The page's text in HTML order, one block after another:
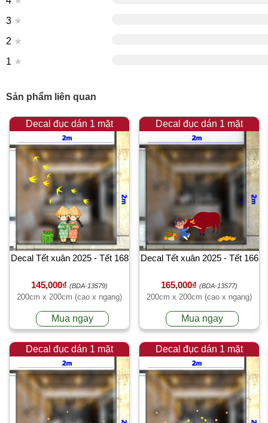
3 ★
2 ★
1 ★
Sản phẩm liên quan
Decal đục dán 1 mặt
Decal Tết xuân 2025 - Tết 168
145,000₫ (BDA-13579)
200cm x 200cm (cao x ngang)
Mua ngay
Decal đục dán 1 mặt
Decal Tết xuân 2025 - Tết 166
165,000₫ (BDA-13577)
200cm x 200cm (cao x ngang)
Mua ngay
Decal đục dán 1 mặt Decal đục dán 1 mặt